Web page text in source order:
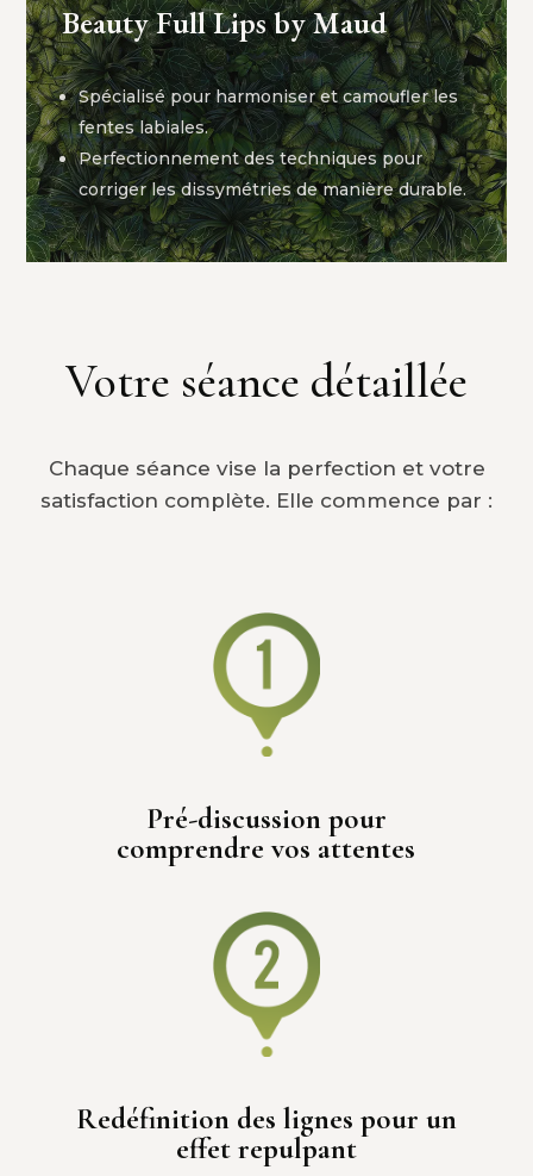
Beauty Full Lips by Maud
Spécialisé pour harmoniser et camoufler les
fentes labiales.
Perfectionnement des techniques pour
corriger les dissymétries de manière durable.
Votre séance détaillée
Chaque séance vise la perfection et votre
satisfaction complète. Elle commence par :
Pré-discussion pour
comprendre vos attentes
Redéfinition des lignes pour un
effet repulpant